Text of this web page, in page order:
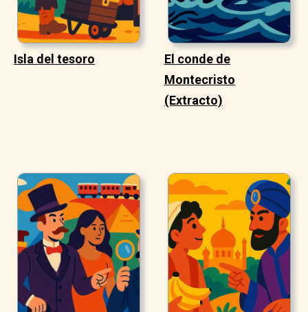
Isla del tesoro
El conde de
Montecristo
(Extracto)